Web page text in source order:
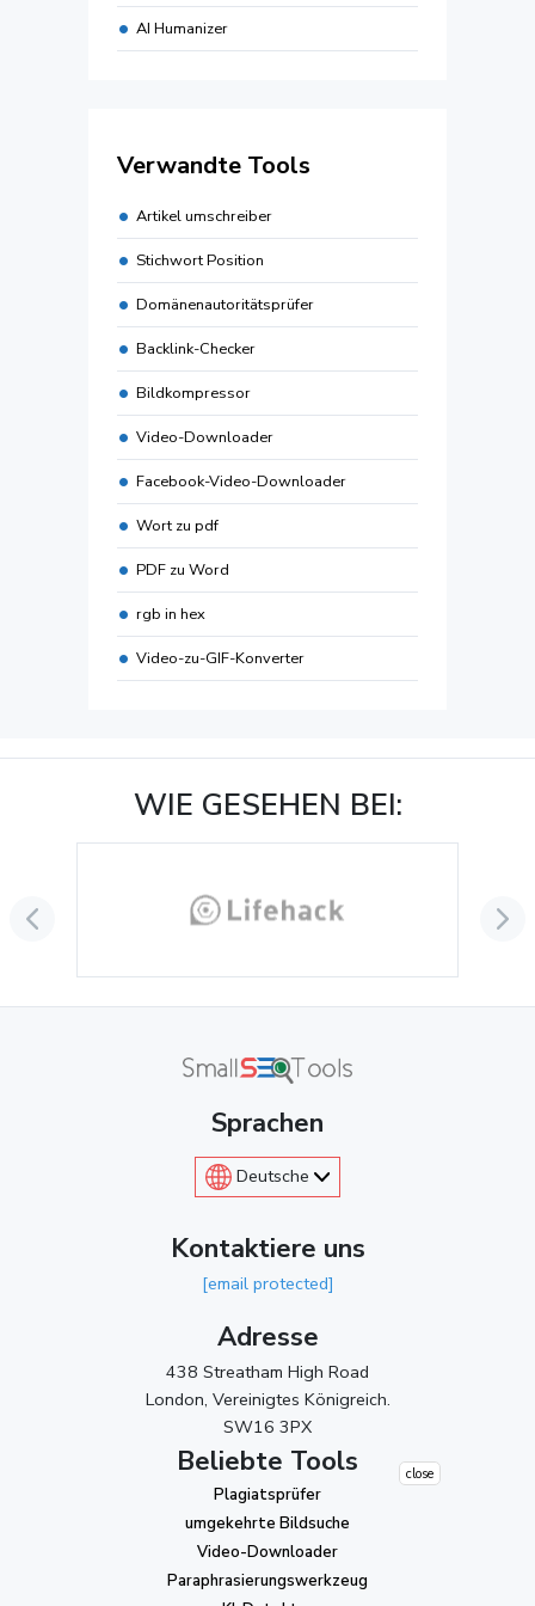
AI Humanizer
Verwandte Tools
Artikel umschreiber
Stichwort Position
Domänenautoritätsprüfer
Backlink-Checker
Bildkompressor
Video-Downloader
Facebook-Video-Downloader
Wort zu pdf
PDF zu Word
rgb in hex
Video-zu-GIF-Konverter
WIE GESEHEN BEI:
Sprachen
Deutsche
Kontaktiere uns
[email protected]
Adresse
438 Streatham High Road
London, Vereinigtes Königreich.
SW16 3PX
Beliebte Tools
Plagiatsprüfer
umgekehrte Bildsuche
Video-Downloader
Paraphrasierungswerkzeug
close